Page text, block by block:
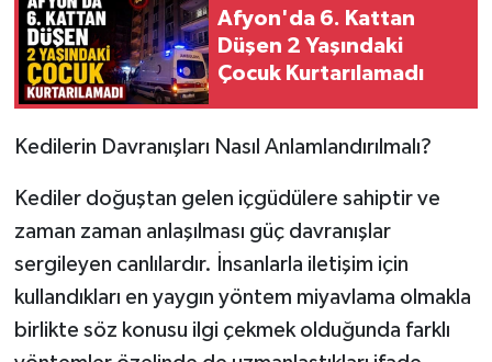
Afyon'da 6. Kattan
Düşen 2 Yaşındaki
Çocuk Kurtarılamadı
Kedilerin Davranışları Nasıl Anlamlandırılmalı?
Kediler doğuştan gelen içgüdülere sahiptir ve
zaman zaman anlaşılması güç davranışlar
sergileyen canlılardır. İnsanlarla iletişim için
kullandıkları en yaygın yöntem miyavlama olmakla
birlikte söz konusu ilgi çekmek olduğunda farklı